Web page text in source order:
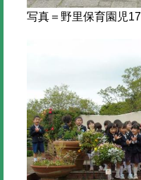
写真＝野里保育園児